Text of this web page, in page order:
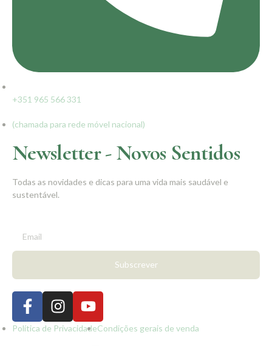
+351 965 566 331
(chamada para rede móvel nacional)
Newsletter - Novos Sentidos
Todas as novidades e dicas para uma vida mais saudável e
sustentável.
Subscrever
Política de PrivacidadeCondições gerais de venda